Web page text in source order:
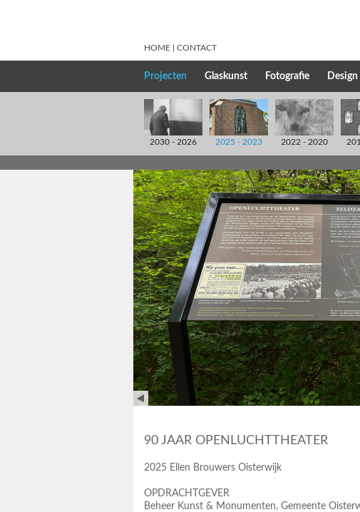
HOME CONTACT
Projecten Glaskunst Fotografie Design
2030 - 2026 2025 - 2023 2022 - 2020
90 JAAR OPENLUCHTTHEATER
2025 Ellen Brouwers Oisterwijk
OPDRACHTGEVER
Beheer Kunst & Monumenten, Gemeente